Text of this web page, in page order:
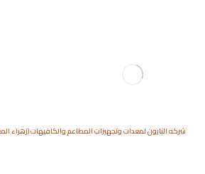
شركه البارون لمعدات وتجهيزات المطاعم والكافيهات (زهراء